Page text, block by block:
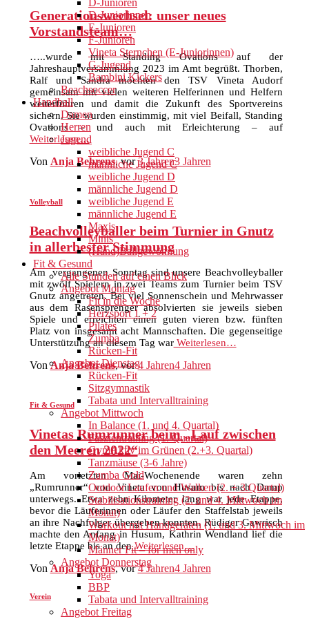
D-Junioren
D-Juniorinnen
E-Junioren
F-Junioren
Vineta Sternchen (E-Juniorinnen)
G-Jugend
Bambini Kickers
Beachsoccer
Handball
Damen
Herren
Jugend
weibliche Jugend C
männliche Jugend C
weibliche Jugend D
männliche Jugend D
weibliche Jugend E
männliche Jugend E
Maxis
Minis
(Hand)Ballgewöhnung
Fit & Gesund
Alle Stunden auf einen Blick
Angebot Montag
Fit in die Woche
Herzsport 1 + 2
Pilates
Zumba
Rücken-Fit
Angebot Dienstag
Rücken-Fit
Sitzgymnastik
Tabata und Intervalltraining
Angebot Mittwoch
In Balance (1. und 4. Quartal)
Faszientraining (1. Quartal)
GymAktiv im Grünen (2.+3. Quartal)
Tanzmäuse (3-6 Jahre)
Zumba Gold
Outdoor Laufen und Walken (2. + 3.Quartal)
Stabilisationstraining (2. und 4. Mittwoch im
Monat)
Workout mit Handgeräten (1. und 3. Mittwoch im
Monat)
Männer Fit – for men only
Angebot Donnerstag
Yoga
BBP
Tabata und Intervalltraining
Angebot Freitag
Generationswechsel: unser neues
Vorstandsteam…
…..wurde mit Standing Ovations auf der
Jahreshauptversammlung 2023 im Amt begrüßt. Thorben,
Ralf und Sandra möchten den TSV Vineta Audorf
gemeinsam mit vielen weiteren Helferinnen und Helfern
weiterführen und damit die Zukunft des Sportvereins
sichern. Sie wurden einstimmig, mit viel Beifall, Standing
Ovations – und auch mit Erleichterung – auf
Weiterlesen…
Von Anja Behrens, vor3 Jahren3 Jahren
Volleyball
Beachvolleyballer beim Turnier in Gnutz
in allerbester Stimmung
Am vergangenen Sonntag sind unsere Beachvolleyballer
mit zwölf Spielern in zwei Teams zum Turnier beim TSV
Gnutz angetreten. Bei viel Sonnenschein und Mehrwasser
aus dem Rasensprenger absolvierten sie jeweils sieben
Spiele und erreichten einen guten vieren bzw. fünften
Platz von insgesamt acht Mannschaften. Die gegenseitige
Unterstützung an diesem Tag warWeiterlesen…
VonAnja Behrens, vor4 Jahren4 Jahren
Fit & Gesund
Vinetas Rumrunner beim „Lauf zwischen
den Meeren 2022“
Am vorletzten Mai-Wochenende waren zehn
„Rumrunner“ von Vineta von Husum bis nach Damp
unterwegs. Etwa zehn Kilometer lang war jede Etappe,
bevor die Läuferinnen oder Läufer den Staffelstab jeweils
an ihre Nachfolger übergeben konnten. Rüdiger Gawrisch
machte den Anfang in Husum, Kathrin Wendland lief die
letzte Etappe bis an denWeiterlesen…
VonAnja Behrens, vor4 Jahren4 Jahren
Verein